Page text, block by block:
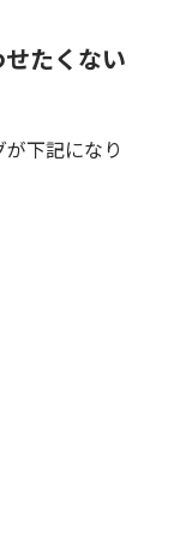
たくない
下記になり